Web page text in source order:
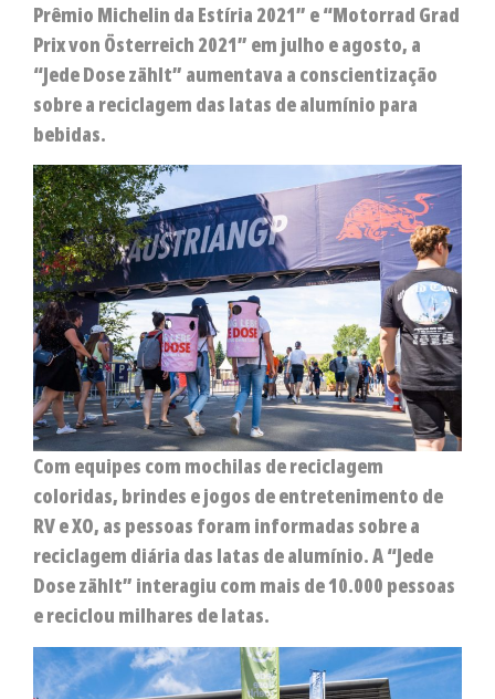
Prêmio Michelin da Estíria 2021” e “Motorrad Grad
Prix von Österreich 2021” em julho e agosto, a
“Jede Dose zählt” aumentava a conscientização
sobre a reciclagem das latas de alumínio para
bebidas.
Com equipes com mochilas de reciclagem
coloridas, brindes e jogos de entretenimento de
RV e XO, as pessoas foram informadas sobre a
reciclagem diária das latas de alumínio. A “Jede
Dose zählt” interagiu com mais de 10.000 pessoas
e reciclou milhares de latas.